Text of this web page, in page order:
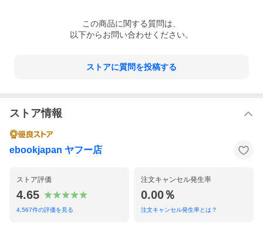
この商品に関する質問は、
以下からお問い合わせください。
ストアに質問を投稿する
ストア情報
ebookjapan ヤフー店
ストア評価
4.65
4,567件の評価を見る
注文キャンセル発生率
0.00％
注文キャンセル発生率とは？